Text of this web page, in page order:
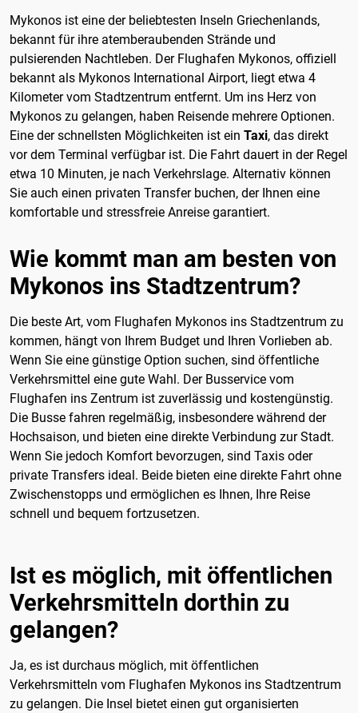
Mykonos ist eine der beliebtesten Inseln Griechenlands,
bekannt für ihre atemberaubenden Strände und
pulsierenden Nachtleben. Der Flughafen Mykonos, offiziell
bekannt als Mykonos International Airport, liegt etwa 4
Kilometer vom Stadtzentrum entfernt. Um ins Herz von
Mykonos zu gelangen, haben Reisende mehrere Optionen.
Eine der schnellsten Möglichkeiten ist ein Taxi, das direkt
vor dem Terminal verfügbar ist. Die Fahrt dauert in der Regel
etwa 10 Minuten, je nach Verkehrslage. Alternativ können
Sie auch einen privaten Transfer buchen, der Ihnen eine
komfortable und stressfreie Anreise garantiert.
Wie kommt man am besten von
Mykonos ins Stadtzentrum?
Die beste Art, vom Flughafen Mykonos ins Stadtzentrum zu
kommen, hängt von Ihrem Budget und Ihren Vorlieben ab.
Wenn Sie eine günstige Option suchen, sind öffentliche
Verkehrsmittel eine gute Wahl. Der Busservice vom
Flughafen ins Zentrum ist zuverlässig und kostengünstig.
Die Busse fahren regelmäßig, insbesondere während der
Hochsaison, und bieten eine direkte Verbindung zur Stadt.
Wenn Sie jedoch Komfort bevorzugen, sind Taxis oder
private Transfers ideal. Beide bieten eine direkte Fahrt ohne
Zwischenstopps und ermöglichen es Ihnen, Ihre Reise
schnell und bequem fortzusetzen.
Ist es möglich, mit öffentlichen
Verkehrsmitteln dorthin zu
gelangen?
Ja, es ist durchaus möglich, mit öffentlichen
Verkehrsmitteln vom Flughafen Mykonos ins Stadtzentrum
zu gelangen. Die Insel bietet einen gut organisierten